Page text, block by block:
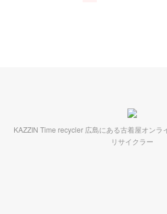
KAZZIN Time recycler 広島にある古着屋オンラ
リサイクラー